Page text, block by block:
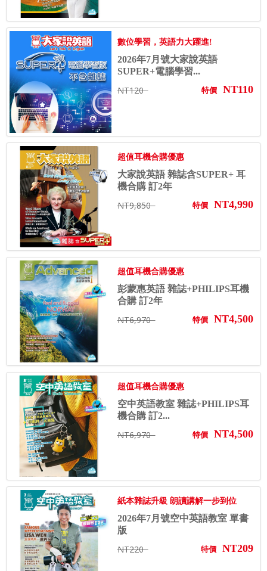
數位學習，英語力大躍進!
2026年7月號大家說英語
SUPER+電腦學習...
NT120 特價 NT110
超值耳機合購優惠
大家說英語 雜誌含SUPER+ 耳
機合購 訂2年
NT9,850 特價 NT4,990
超值耳機合購優惠
彭蒙惠英語 雜誌+PHILIPS耳機
合購 訂2年
NT6,970 特價 NT4,500
超值耳機合購優惠
空中英語教室 雜誌+PHILIPS耳
機合購 訂2...
NT6,970 特價 NT4,500
紙本雜誌升級 朗讀講解一步到位
2026年7月號空中英語教室 單書
版
NT220 特價 NT209